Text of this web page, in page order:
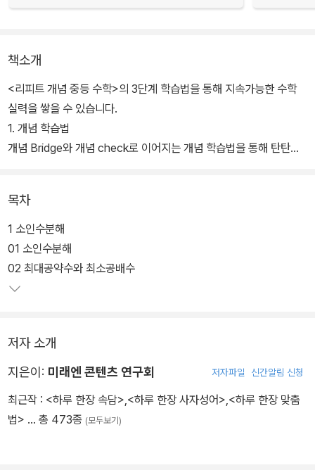
책소개
<리피트 개념 중등 수학>의 3단계 학습법을 통해 지속가능한 수학
실력을 쌓을 수 있습니다.
1. 개념 학습법
개념 Bridge와 개념 check로 이어지는 개념 학습법을 통해 탄탄하
사고력과 문제 해결력을 키우며 서술형도 훈련하여 모든 실전에서 자
신 있게 도전합니다.
3. 반복 학습법
개념 책과 반복 첵의 1:1 매칭 학습으로 자연스럽게 반복하여 수학 실
력을 완성합니다.
목차
1 소인수분해
01 소인수분해
02 최대공약수와 최소공배수
저자 소개
지은이: 미래엔 콘텐츠 연구회 저자파일 신간알림 신청
최근작 : <하루 한장 속담>,<하루 한장 사자성어>,<하루 한장 맞춤
법> … 총 473종 (모두보기)